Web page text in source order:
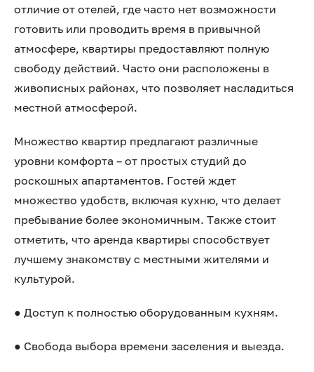
отличие от отелей, где часто нет возможности
готовить или проводить время в привычной
атмосфере, квартиры предоставляют полную
свободу действий. Часто они расположены в
живописных районах, что позволяет насладиться
местной атмосферой.
Множество квартир предлагают различные
уровни комфорта – от простых студий до
роскошных апартаментов. Гостей ждет
множество удобств, включая кухню, что делает
пребывание более экономичным. Также стоит
отметить, что аренда квартиры способствует
лучшему знакомству с местными жителями и
культурой.
● Доступ к полностью оборудованным кухням.
● Свобода выбора времени заселения и выезда.